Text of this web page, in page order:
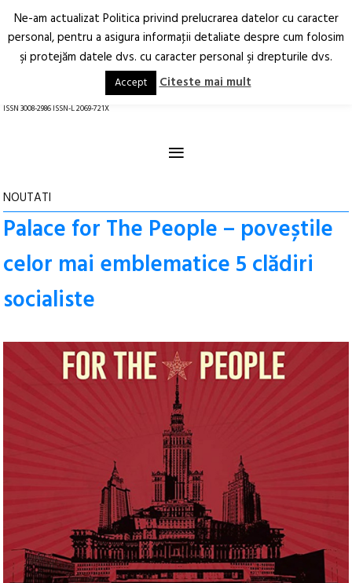
Arhitectură.
Oraș.
RO EN
ISSN 3008-2986 ISSN-L 2069-721X
≡
NOUTATI
Palace for The People – poveștile
celor mai emblematice 5 clădiri
socialiste
Ne-am actualizat Politica privind prelucrarea datelor cu caracter
personal, pentru a asigura informaţii detaliate despre cum folosim
şi protejăm datele dvs. cu caracter personal şi drepturile dvs.
Accept Citeste mai mult